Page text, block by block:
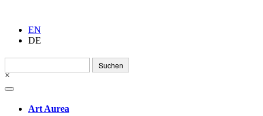
EN
DE
Suchen
nach:
×
Art Aurea